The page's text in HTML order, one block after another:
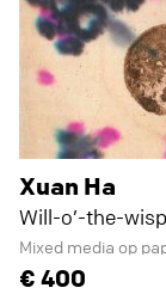
Xuan Ha
Will-o’-the-
Mixed media op
400